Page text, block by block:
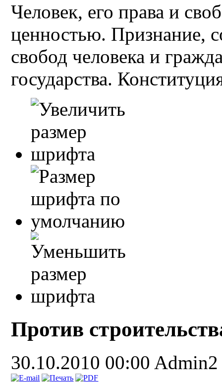
Человек, его права и
ценностью. Признание,
свобод человека и
государства.
Против
30.10.2010 00:00 Admin2